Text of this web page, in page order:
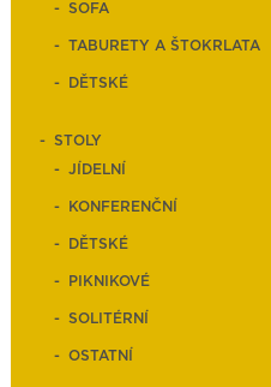
SOFA
TABURETY A ŠTOKRLATA
DĚTSKÉ
STOLY
JÍDELNÍ
KONFERENČNÍ
DĚTSKÉ
PIKNIKOVÉ
SOLITÉRNÍ
OSTATNÍ